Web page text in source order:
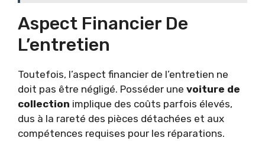
Aspect Financier De
L’entretien
Toutefois, l’aspect financier de l’entretien ne
doit pas être négligé. Posséder une voiture de
collection implique des coûts parfois élevés,
dus à la rareté des pièces détachées et aux
compétences requises pour les réparations.